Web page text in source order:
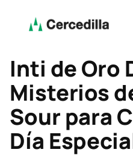
Inti de Oro
Misterios
Sour para
Día